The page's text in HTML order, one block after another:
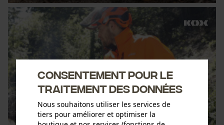
Consentement pour le
traitement des données
Nous souhaitons utiliser les services de
tiers pour améliorer et optimiser la